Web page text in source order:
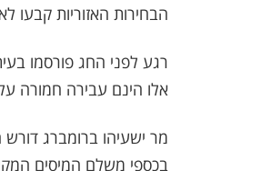
הבחירות האזוריות קבעו
רגע לפני החג פורסמו
אלו הינם עבירה חמורה
מר ישעיהו ברומברג דורש
בכספי משלם המיסים